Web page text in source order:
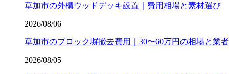
草加市の外構ウッドデッキ設置｜費用相場と素材選び
2026/08/06
草加市のブロック塀撤去費用｜30〜60万円の相場と業
2026/08/05